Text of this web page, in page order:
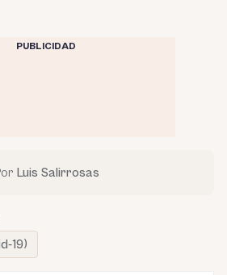
PUBLICIDAD
Luis Salirrosas
19)